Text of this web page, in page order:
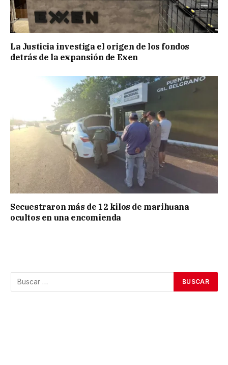
La Justicia investiga el origen de los fondos
detrás de la expansión de Exen
Secuestraron más de 12 kilos de marihuana
ocultos en una encomienda